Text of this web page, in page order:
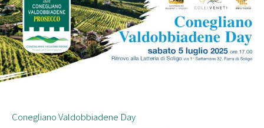
Conegliano Valdobbiadene Day